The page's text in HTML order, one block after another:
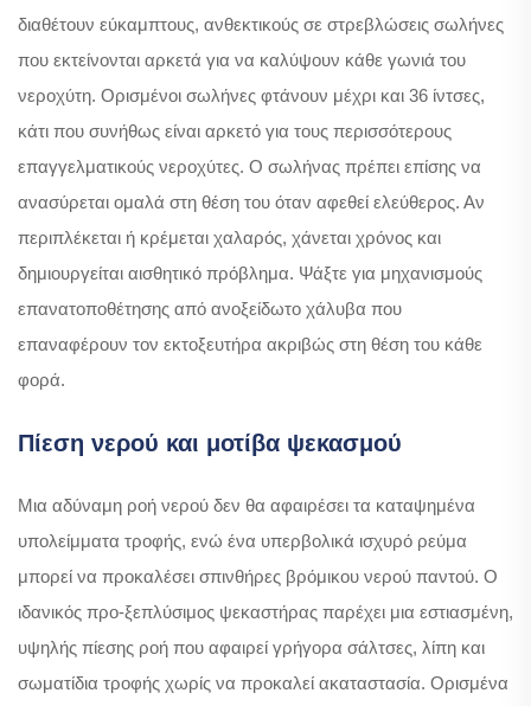
διαθέτουν εύκαμπτους, ανθεκτικούς σε στρεβλώσεις σωλήνες
που εκτείνονται αρκετά για να καλύψουν κάθε γωνιά του
νεροχύτη. Ορισμένοι σωλήνες φτάνουν μέχρι και 36 ίντσες,
κάτι που συνήθως είναι αρκετό για τους περισσότερους
επαγγελματικούς νεροχύτες. Ο σωλήνας πρέπει επίσης να
ανασύρεται ομαλά στη θέση του όταν αφεθεί ελεύθερος. Αν
περιπλέκεται ή κρέμεται χαλαρός, χάνεται χρόνος και
δημιουργείται αισθητικό πρόβλημα. Ψάξτε για μηχανισμούς
επανατοποθέτησης από ανοξείδωτο χάλυβα που
επαναφέρουν τον εκτοξευτήρα ακριβώς στη θέση του κάθε
φορά.
Πίεση νερού και μοτίβα ψεκασμού
Μια αδύναμη ροή νερού δεν θα αφαιρέσει τα καταψημένα
υπολείμματα τροφής, ενώ ένα υπερβολικά ισχυρό ρεύμα
μπορεί να προκαλέσει σπινθήρες βρόμικου νερού παντού. Ο
ιδανικός προ-ξεπλύσιμος ψεκαστήρας παρέχει μια εστιασμένη,
υψηλής πίεσης ροή που αφαιρεί γρήγορα σάλτσες, λίπη και
σωματίδια τροφής χωρίς να προκαλεί ακαταστασία. Ορισμένα